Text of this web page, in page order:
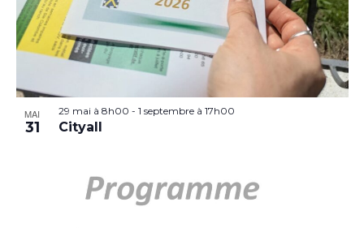
MAI
31
29 mai à 8h00 - 1 septembre à 17h00
Cityall